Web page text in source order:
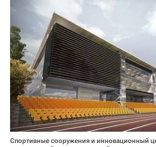
Спортивные сооружения и инновационный